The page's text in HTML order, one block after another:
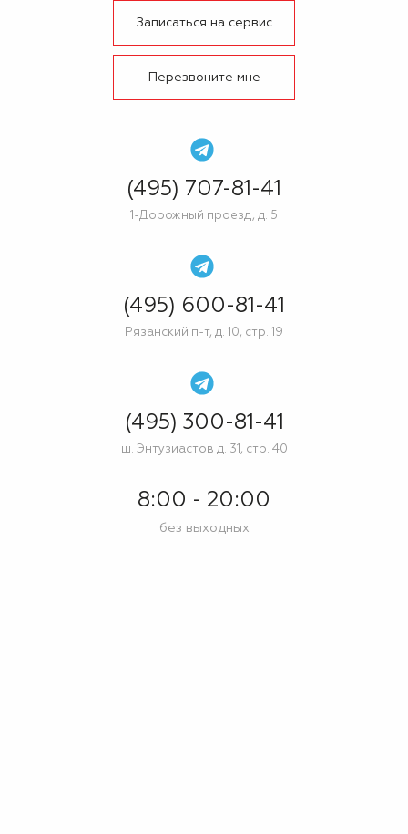
Записаться на сервис
Перезвоните мне
(495) 707-81-41
1-Дорожный проезд, д. 5
(495) 600-81-41
Рязанский п-т, д. 10, стр. 19
(495) 300-81-41
ш. Энтузиастов д. 31, стр. 40
8:00 - 20:00
без выходных